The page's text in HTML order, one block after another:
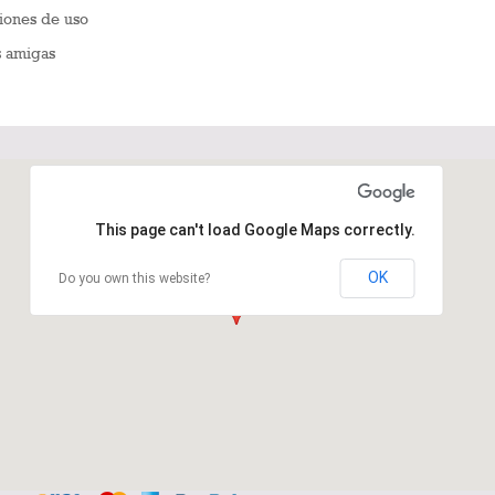
de uso
amigas
This page can't load Google Maps correctly.
Do you own this website? OK